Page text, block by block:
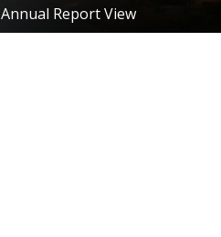
Annual Report View